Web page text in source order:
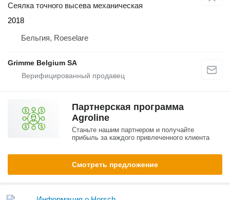
Сеялка точного высева механическая
2018
Бельгия, Roeselare
Grimme Belgium SA
Партнерская программа
Agroline
Станьте нашим партнером и получайте
прибыль за каждого привлеченного клиента
Смотреть предложение